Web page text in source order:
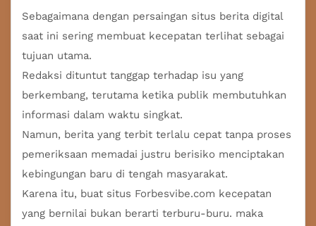
Sebagaimana dengan persaingan situs berita digital
saat ini sering membuat kecepatan terlihat sebagai
tujuan utama.
Redaksi dituntut tanggap terhadap isu yang
berkembang, terutama ketika publik membutuhkan
informasi dalam waktu singkat.
Namun, berita yang terbit terlalu cepat tanpa proses
pemeriksaan memadai justru berisiko menciptakan
kebingungan baru di tengah masyarakat.
Karena itu, buat situs Forbesvibe.com kecepatan
yang bernilai bukan berarti terburu-buru. maka